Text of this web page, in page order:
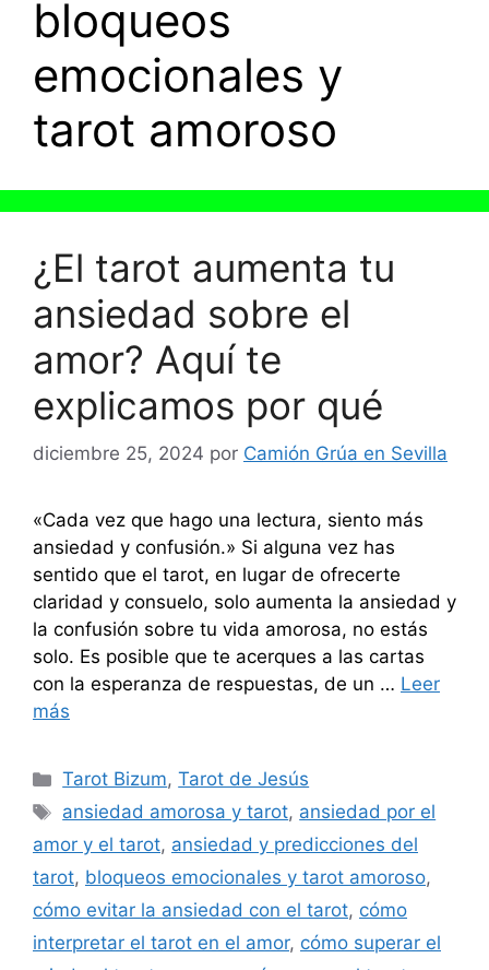
bloqueos
emocionales y
tarot amoroso
¿El tarot aumenta tu
ansiedad sobre el
amor? Aquí te
explicamos por qué
diciembre 25, 2024 por Camión Grúa en Sevilla
«Cada vez que hago una lectura, siento más
ansiedad y confusión.» Si alguna vez has
sentido que el tarot, en lugar de ofrecerte
claridad y consuelo, solo aumenta la ansiedad y
la confusión sobre tu vida amorosa, no estás
solo. Es posible que te acerques a las cartas
con la esperanza de respuestas, de un … Leer
más
Categorías
Tarot Bizum,Tarot de Jesús
Etiquetas
ansiedad amorosa y tarot, ansiedad por el
amor y el tarot, ansiedad y predicciones del
tarot, bloqueos emocionales y tarot amoroso,
cómo evitar la ansiedad con el tarot, cómo
interpretar el tarot en el amor, cómo superar el